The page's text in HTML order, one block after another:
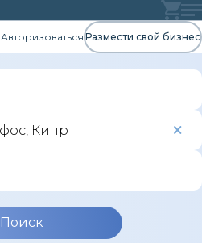
Авторизоваться Размести свой бизнес
Поиск